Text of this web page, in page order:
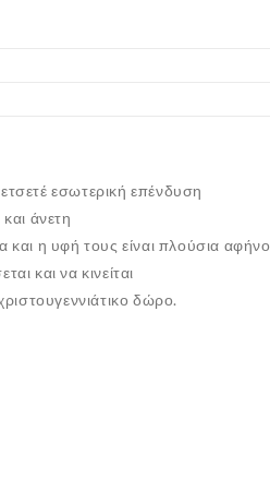
εσωτερική επένδυση
άνετη
και η υφή τους είναι πλούσια
και να κινείται
δώρο.